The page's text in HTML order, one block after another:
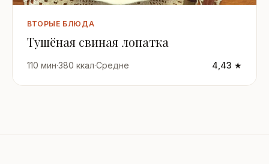
ВТОРЫЕ БЛЮДА
Тушёная свиная лопатка
110 мин·380 ккал·Средне 4,43 ★